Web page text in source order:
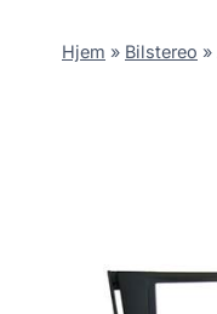
Hjem » Bilstereo »